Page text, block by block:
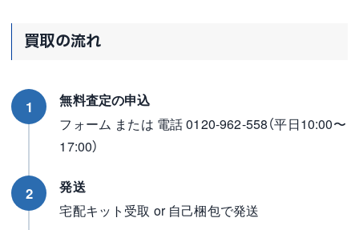
買取の流れ
1
無料査定の申込
フォーム または 電話 0120-962-558（平日10:00〜
17:00）
2
発送
宅配キット受取 or 自己梱包で発送